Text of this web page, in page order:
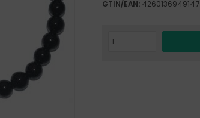
GTIN/EAN: 4260136949147